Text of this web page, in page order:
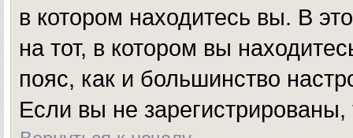
в котором находитесь вы. В
на тот, в котором вы
пояс, как и большинство
Если вы не